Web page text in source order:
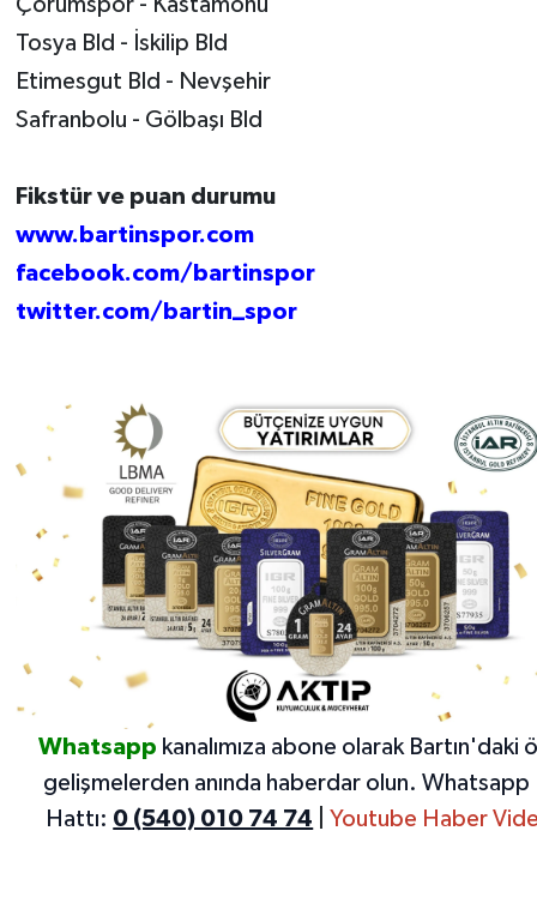
Tosya Bld - İskilip Bld
Etimesgut Bld - Nevşehir
Safranbolu - Gölbaşı Bld
Fikstür ve puan durumu
www.bartinspor.com
facebook.com/bartinspor
twitter.com/bartin_spor
Whatsapp kanalımıza abone olarak Bartın'daki
gelişmelerden anında haberdar olun. Whatsapp
Hattı: 0 (540) 010 74 74 Youtube Haber